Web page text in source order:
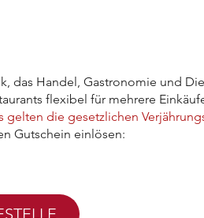
das Handel, Gastronomie und
flexibel für mehrere
die gesetzlichen
Gutschein einlösen: